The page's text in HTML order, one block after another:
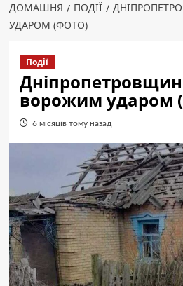
ДОМАШНЯ ПОДІЇ
УДАРОМ (ФОТО)
Події
ворожим ударом
6 місяців тому назад